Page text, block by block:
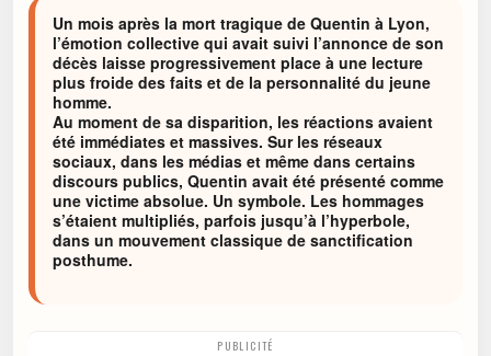
Un mois après la mort tragique de Quentin à Lyon,
l’émotion collective qui avait suivi l’annonce de son
décès laisse progressivement place à une lecture
plus froide des faits et de la personnalité du jeune
homme.
Au moment de sa disparition, les réactions avaient
été immédiates et massives. Sur les réseaux
sociaux, dans les médias et même dans certains
discours publics, Quentin avait été présenté comme
une victime absolue. Un symbole. Les hommages
s’étaient multipliés, parfois jusqu’à l’hyperbole,
dans un mouvement classique de sanctification
posthume.
PUBLICITÉ